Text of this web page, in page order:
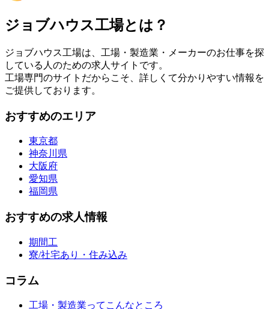
ジョブハウス工場とは？
ジョブハウス工場は、工場・製造業・メーカーのお仕事を探
している人のための求人サイトです。
工場専門のサイトだからこそ、詳しくて分かりやすい情報を
ご提供しております。
おすすめのエリア
東京都
神奈川県
大阪府
愛知県
福岡県
おすすめの求人情報
期間工
寮/社宅あり・住み込み
コラム
工場・製造業ってこんなところ